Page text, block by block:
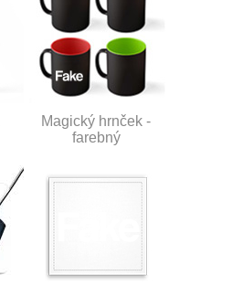
Magický hrnček -
farebný